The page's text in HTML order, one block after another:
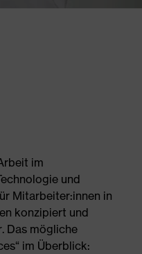
im
und
Mitarbeiter:innen in
konzipiert und
Das mögliche
im Überblick: